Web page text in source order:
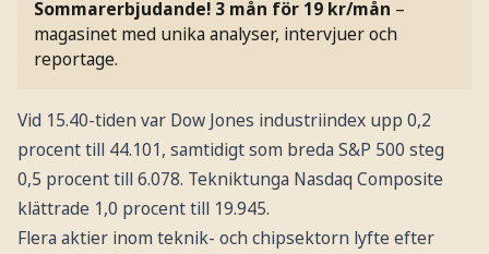
Sommarerbjudande! 3 mån för 19 kr/mån –
magasinet med unika analyser, intervjuer och
reportage.
Vid 15.40-tiden var Dow Jones industriindex upp 0,2
procent till 44.101, samtidigt som breda S&P 500 steg
0,5 procent till 6.078. Tekniktunga Nasdaq Composite
klättrade 1,0 procent till 19.945.
Flera aktier inom teknik- och chipsektorn lyfte efter